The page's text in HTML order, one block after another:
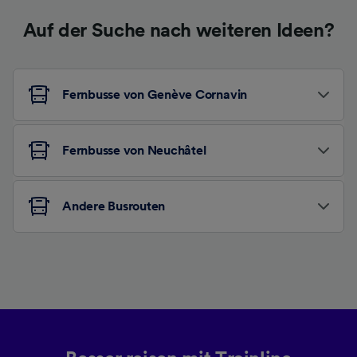
Auf der Suche nach weiteren Ideen?
Fernbusse von Genève Cornavin
Fernbusse von Neuchâtel
Andere Busrouten